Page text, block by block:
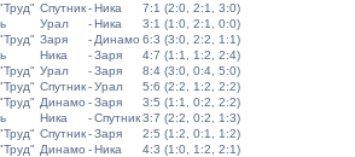
Спутник-Ника
7:1 (2:0, 2:1, 3:0)
Урал -Ника
3:1 (1:0, 2:1, 0:0)
Заря - Динамо 6:3 (3:0, 2:2, 1:1)
Ника -Заря
4:7 (1:1, 1:2, 2:4)
Урал -Заря
8:4 (3:0, 0:4, 5:0)
Спутник-Урал
5:6 (2:2, 1:2, 2:2)
Динамо -Заря
3:5 (1:1, 0:2, 2:2)
Ника -Спутник3:7 (2:2, 0:2, 1:3)
Спутник-Заря
2:5 (1:2, 0:1, 1:2)
Динамо -Ника
4:3 (1:0, 1:2, 2:1)